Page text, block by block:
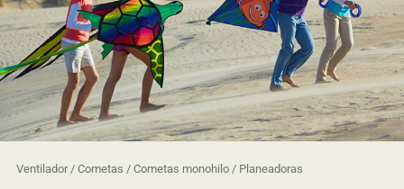
Ventilador/ Cometas / Cometas monohilo/ Planeadoras